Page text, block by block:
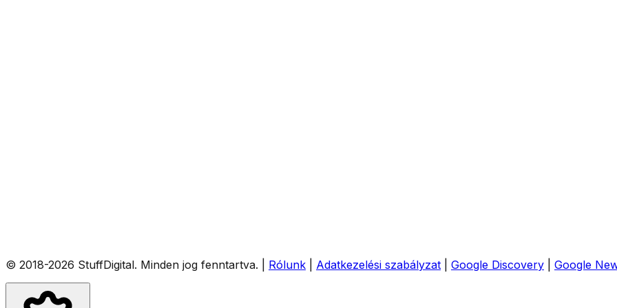
© 2018-2026 StuffDigital. Minden jog fenntartva. Rólunk Adatkezelési szabályzat Google Discovery Google